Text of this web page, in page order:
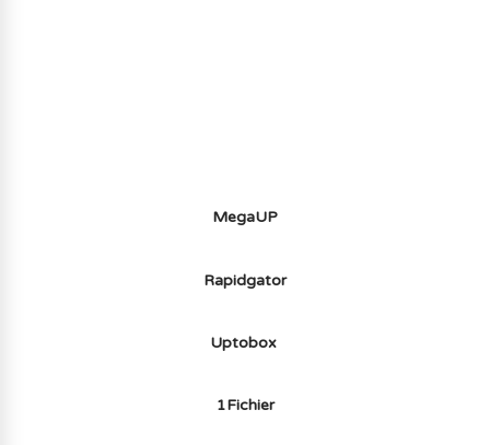
MegaUP
Rapidgator
Uptobox
1Fichier